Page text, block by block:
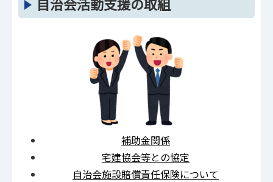
補助金関係
宅建協会等との協定
自治会施設賠償責任保険について